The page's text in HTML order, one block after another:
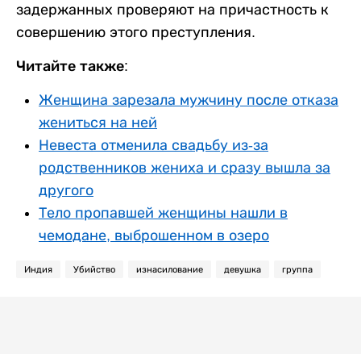
задержанных проверяют на причастность к
совершению этого преступления.
Читайте также:
Женщина зарезала мужчину после отказа
жениться на ней
Невеста отменила свадьбу из-за
родственников жениха и сразу вышла за
другого
Тело пропавшей женщины нашли в
чемодане, выброшенном в озеро
Индия Убийство изнасилование девушка группа